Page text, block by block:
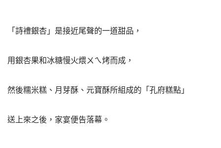
「詩禮銀杏」是接近尾聲的一道甜品，
用銀杏果和冰糖慢火煨ㄨㄟ烤而成，
然後糯米糕、月芽酥、元寶酥所組成的「孔府糕點」
送上來之後，家宴便告落幕。